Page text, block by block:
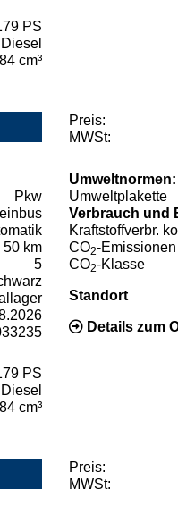
PS
Diesel
cm³
Preis:
MWSt:
Pkw
50 km
5
PS
Diesel
cm³
Umweltnormen:
Umweltplakette
Verbrauch und
Kraftstoffverbr.
CO2-Emissionen
CO2-Klasse
Standort
Details zum
Preis:
MWSt: